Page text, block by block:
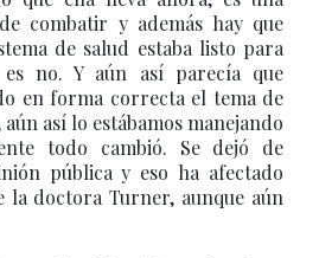
combatir y además hay que
de salud estaba listo para
es no. Y aún así parecía que
en forma correcta el tema de
así lo estábamos manejando
todo cambió. Se dejó de
pública y eso ha afectado
la doctora Turner, aunque aún